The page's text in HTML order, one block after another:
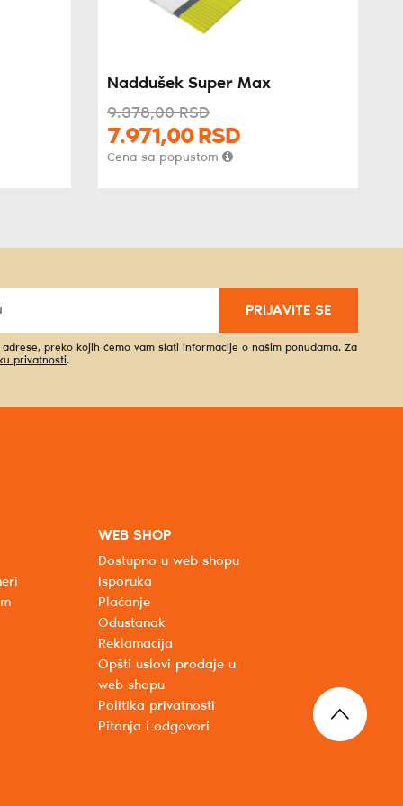
Naddušek Super Max
9.378,00 RSD
7.971,00 RSD
Cena sa popustom
PRIJAVITE SE
preko kojih ćemo vam slati informacije o našim ponudama. Za
privatnosti.
WEB SHOP
Dostupno u web shopu
Isporuka
Plaćanje
Odustanak
Reklamacija
Opšti uslovi prodaje u
web shopu
Politika privatnosti
Pitanja i odgovori